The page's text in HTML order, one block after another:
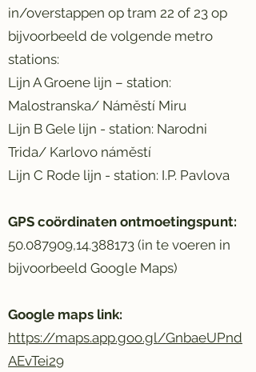
in/overstappen op tram 22 of 23 op
bijvoorbeeld de volgende metro
stations:
Lijn A Groene lijn – station:
Malostranska/ Náměstí Miru
Lijn B Gele lijn - station: Narodni
Trida/ Karlovo náměstí
Lijn C Rode lijn - station: I.P. Pavlova
GPS coördinaten ontmoetingspunt:
50.087909,14.388173 (in te voeren in
bijvoorbeeld Google Maps)
Google maps link:
https://maps.app.goo.gl/GnbaeUPnd
AEvTei29